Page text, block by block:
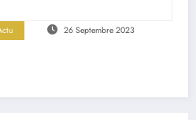
26 Septembre 2023